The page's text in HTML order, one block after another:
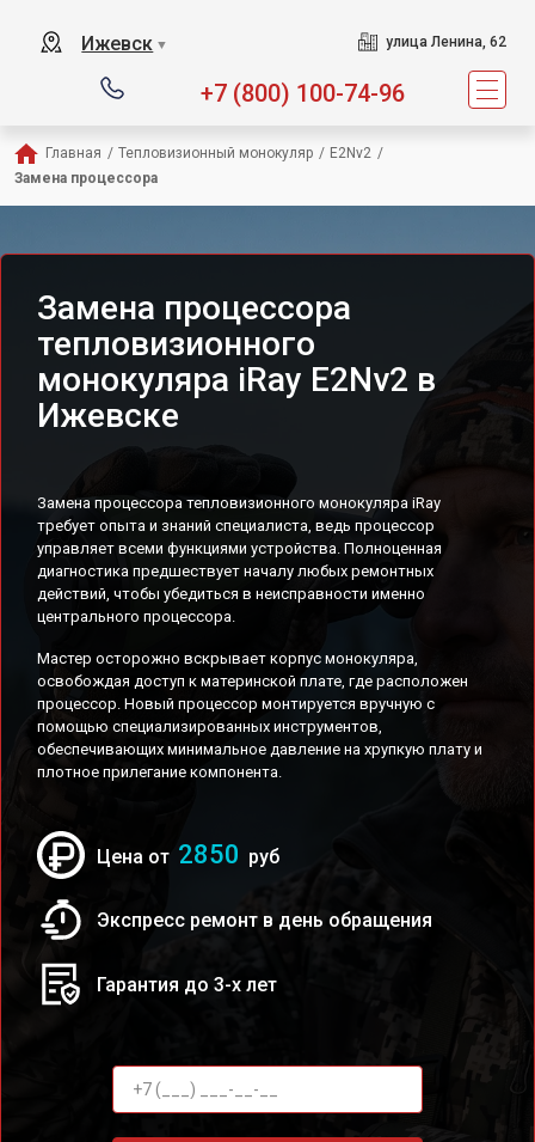
Ижевск ▼ улица Ленина, 62
+7 (800) 100-74-96
Главная / Тепловизионный монокуляр / E2Nv2 /
Замена процессора
Замена процессора
тепловизионного
монокуляра iRay E2Nv2 в
Ижевске
Замена процессора тепловизионного монокуляра iRay
требует опыта и знаний специалиста, ведь процессор
управляет всеми функциями устройства. Полноценная
диагностика предшествует началу любых ремонтных
действий, чтобы убедиться в неисправности именно
центрального процессора.
Мастер осторожно вскрывает корпус монокуляра,
освобождая доступ к материнской плате, где расположен
процессор. Новый процессор монтируется вручную с
помощью специализированных инструментов,
обеспечивающих минимальное давление на хрупкую плату и
плотное прилегание компонента.
Цена от 2850 руб
Экспресс ремонт в день обращения
Гарантия до 3-х лет